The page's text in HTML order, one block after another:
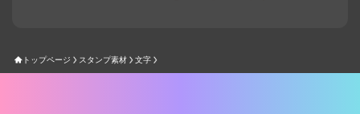
トップページ スタンプ素材 文字